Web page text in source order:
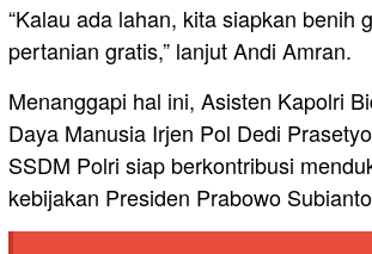
“Kalau ada lahan, kita siapkan benih
pertanian gratis,” lanjut Andi Amran.
Menanggapi hal ini, Asisten Kapolri
Daya Manusia Irjen Pol Dedi
SSDM Polri siap berkontribusi
kebijakan Presiden Prabowo